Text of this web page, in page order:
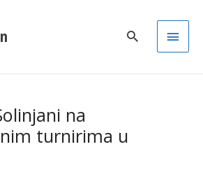
Main
na
turnirima u